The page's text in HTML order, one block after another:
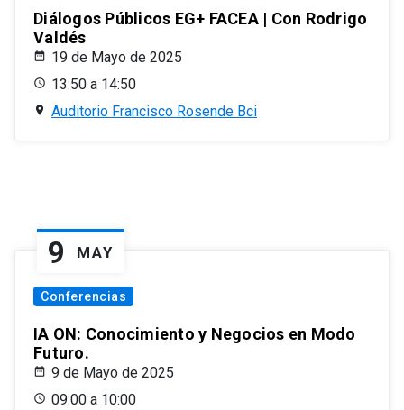
Diálogos Públicos EG+ FACEA | Con Rodrigo
Valdés
19 de Mayo de 2025
13:50 a 14:50
Auditorio Francisco Rosende Bci
9 MAY
Conferencias
IA ON: Conocimiento y Negocios en Modo
Futuro.
9 de Mayo de 2025
09:00 a 10:00